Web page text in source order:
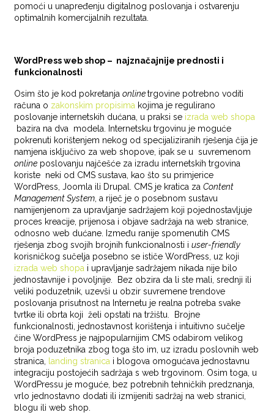
pomoći u unapređenju digitalnog poslovanja i ostvarenju
optimalnih komercijalnih rezultata.
WordPress web shop – najznačajnije prednosti i
funkcionalnosti
Osim što je kod pokretanjaonlinetrgovine potrebno voditi
računa o zakonskim propisima kojima je regulirano
poslovanje internetskih dućana, u praksi se izrada web shopa
bazira na dva modela. Internetsku trgovinu je moguće
pokrenuti korištenjem nekog od specijaliziranih rješenja čija je
namjena isključivo za web shopove, ipak se u suvremenom
online poslovanju najčešće za izradu internetskih trgovina
koriste neki od CMS sustava, kao što su primjerice
WordPress, Joomla ili Drupal. CMS je kratica zaContent
Management System , a riječ je o posebnom sustavu
namijenjenom za upravljanje sadržajem koji pojednostavljuje
proces kreacije, prijenosa i objave sadržaja na web stranice,
odnosno web dućane. Između ranije spomenutih CMS
rješenja zbog svojih brojnih funkcionalnosti iuser-friendly
korisničkog sučelja posebno se ističe WordPress, uz koji
izrada web shopa i upravljanje sadržajem nikada nije bilo
jednostavnije i povoljnije. Bez obzira da li ste mali, srednji ili
veliki poduzetnik, uzevši u obzir suvremene trendove
poslovanja prisutnost na Internetu je realna potreba svake
tvrtke ili obrta koji želi opstati na tržištu. Brojne
funkcionalnosti, jednostavnost korištenja i intuitivno sučelje
čine WordPress je najpopularnijim CMS odabirom velikog
broja poduzetnika zbog toga što im, uz izradu poslovnih web
stranica,
landing stranica i blogova omogućava jednostavnu
integraciju postojećih sadržaja s web trgovinom. Osim toga, u
WordPressu je moguće, bez potrebnih tehničkih predznanja,
vrlo jednostavno dodati ili izmijeniti sadržaj na web stranici,
blogu ili web shop.